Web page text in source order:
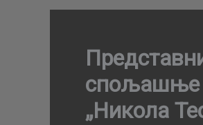
спољашње
„Никола